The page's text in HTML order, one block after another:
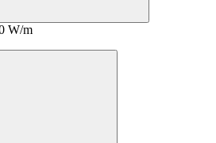
W/m